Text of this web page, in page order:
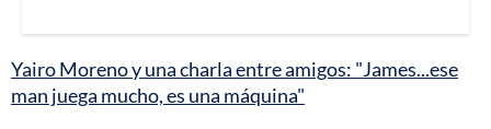
Yairo Moreno y una charla entre amigos: "James...ese
man juega mucho, es una máquina"